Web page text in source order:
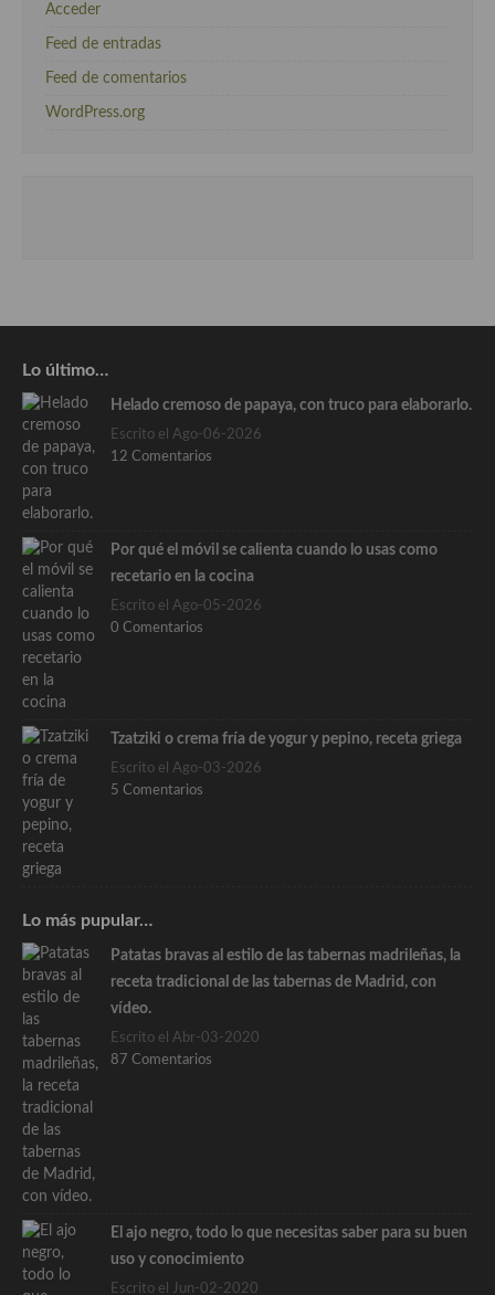
Acceder
Feed de entradas
Feed de comentarios
WordPress.org
Lo último…
Helado cremoso de papaya, con truco para elaborarlo.
Escrito el Ago-06-2026
12 Comentarios
Por qué el móvil se calienta cuando lo usas como
recetario en la cocina
Escrito el Ago-05-2026
0 Comentarios
Tzatziki o crema fría de yogur y pepino, receta griega
Escrito el Ago-03-2026
5 Comentarios
Lo más pupular…
Patatas bravas al estilo de las tabernas madrileñas, la
receta tradicional de las tabernas de Madrid, con
vídeo.
Escrito el Abr-03-2020
87 Comentarios
El ajo negro, todo lo que necesitas saber para su buen
uso y conocimiento
Escrito el Jun-02-2020